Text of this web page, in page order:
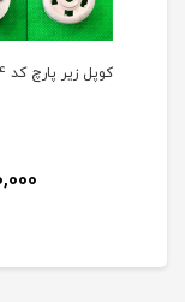
پارچ کد 14